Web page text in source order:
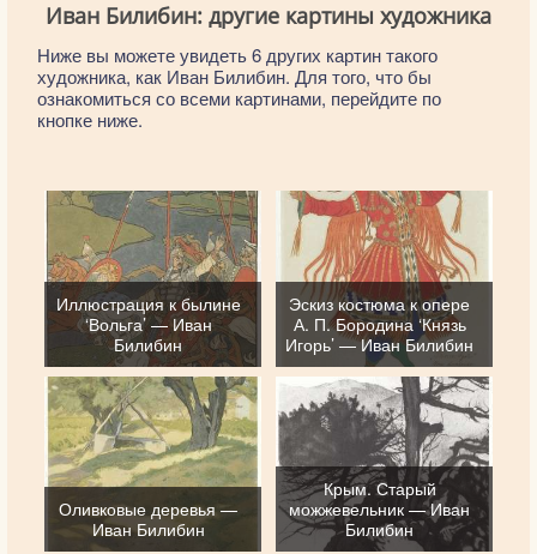
Иван Билибин: другие картины художника
Ниже вы можете увидеть 6 других картин такого
художника, как Иван Билибин. Для того, что бы
ознакомиться со всеми картинами, перейдите по
кнопке ниже.
Иллюстрация к былине
‘Вольга’ — Иван
Билибин
Эскиз костюма к опере
А. П. Бородина ‘Князь
Игорь’ — Иван Билибин
Оливковые деревья —
Иван Билибин
Крым. Старый
можжевельник — Иван
Билибин